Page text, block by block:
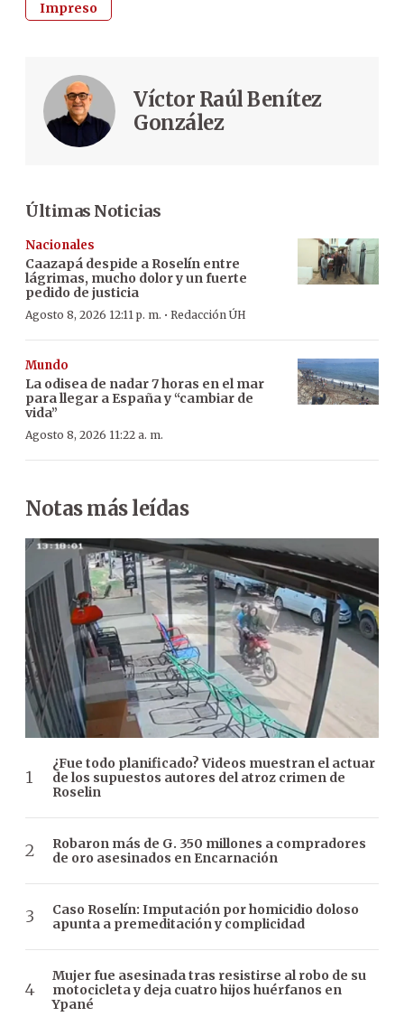
Impreso
Víctor Raúl Benítez
González
Últimas Noticias
Nacionales
Caazapá despide a Roselín entre
lágrimas, mucho dolor y un fuerte
pedido de justicia
Agosto 8, 2026 12:11 p. m. · Redacción ÚH
Mundo
La odisea de nadar 7 horas en el mar
para llegar a España y “cambiar de
vida”
Agosto 8, 2026 11:22 a. m.
Notas más leídas
¿Fue todo planificado? Videos muestran el actuar
de los supuestos autores del atroz crimen de
Roselin
Robaron más de G. 350 millones a compradores
de oro asesinados en Encarnación
Caso Roselín: Imputación por homicidio doloso
apunta a premeditación y complicidad
Mujer fue asesinada tras resistirse al robo de su
motocicleta y deja cuatro hijos huérfanos en
Ypané